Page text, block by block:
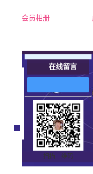
会员相册
在线留言
扫描二维码